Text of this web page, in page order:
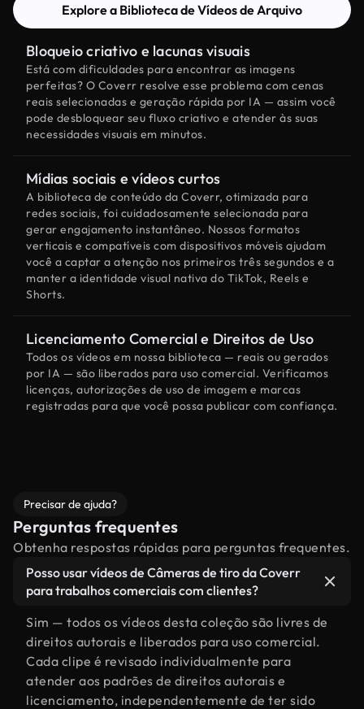
Explore a Biblioteca de Vídeos de Arquivo
Bloqueio criativo e lacunas visuais
Está com dificuldades para encontrar as imagens
perfeitas? O Coverr resolve esse problema com cenas
reais selecionadas e geração rápida por IA — assim você
pode desbloquear seu fluxo criativo e atender às suas
necessidades visuais em minutos.
Mídias sociais e vídeos curtos
A biblioteca de conteúdo da Coverr, otimizada para
redes sociais, foi cuidadosamente selecionada para
gerar engajamento instantâneo. Nossos formatos
verticais e compatíveis com dispositivos móveis ajudam
você a captar a atenção nos primeiros três segundos e a
manter a identidade visual nativa do TikTok, Reels e
Shorts.
Licenciamento Comercial e Direitos de Uso
Todos os vídeos em nossa biblioteca — reais ou gerados
por IA — são liberados para uso comercial. Verificamos
licenças, autorizações de uso de imagem e marcas
registradas para que você possa publicar com confiança.
Precisar de ajuda?
Perguntas frequentes
Obtenha respostas rápidas para perguntas frequentes.
Posso usar vídeos de Câmeras de tiro da Coverr
para trabalhos comerciais com clientes?
Sim — todos os vídeos desta coleção são livres de
direitos autorais e liberados para uso comercial.
Cada clipe é revisado individualmente para
atender aos padrões de direitos autorais e
licenciamento, independentemente de ter sido